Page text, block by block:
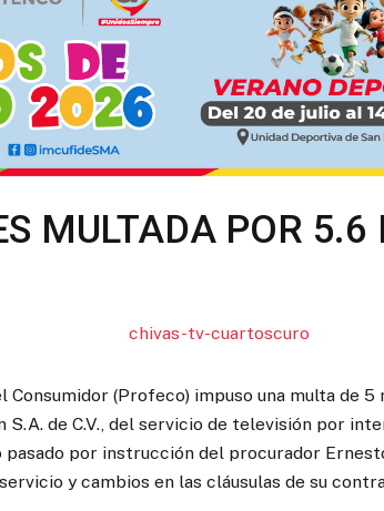
MULTADA POR 5.6
Consumidor (Profeco) impuso una multa de
S.A. de C.V., del servicio de televisión por
por instrucción del procurador
y cambios en las cláusulas de su